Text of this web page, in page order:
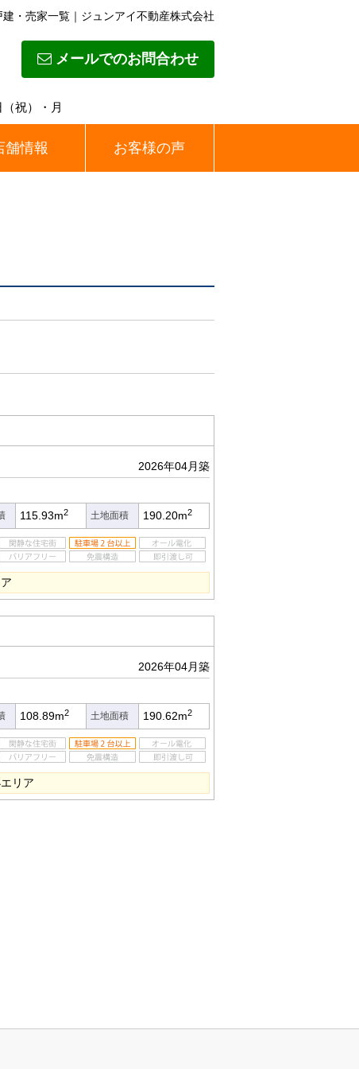
・売家一覧｜ジュンアイ不動産株式会社
メールでのお問合わせ
祝）・月
舗情報 お客様の声
2026年04月築
115.93m2 土地面積 190.20m2
2026年04月築
108.89m2 土地面積 190.62m2
リア